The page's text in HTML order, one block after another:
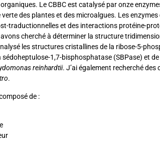
Le CBBC est catalysé par onze
des plantes et des microalgues. Les
traductionnelles et des interactions protéine-
cherché à déterminer la structure
les structures cristallines de la ribose-5-
1,7-bisphosphatase (SBPase) et
reinhardtii. J’ai également recherché des
.
de :